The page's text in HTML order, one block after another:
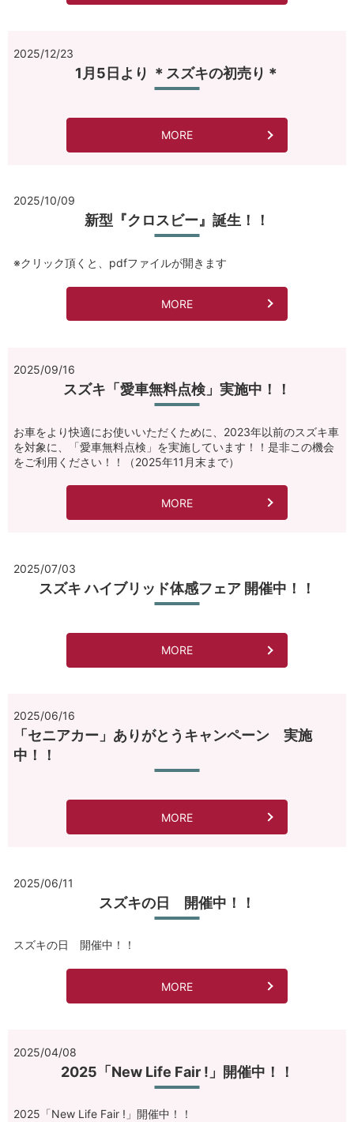
2025/12/23
1月5日より ＊スズキの初売り＊
MORE
2025/10/09
新型『クロスビー』誕生！！
※クリック頂くと、pdfファイルが開きます
MORE
2025/09/16
スズキ「愛車無料点検」実施中！！
お車をより快適にお使いいただくために、2023年以前のスズキ車
を対象に、「愛車無料点検」を実施しています！！是非この機会
をご利用ください！！（2025年11月末まで）
MORE
2025/07/03
スズキ ハイブリッド体感フェア 開催中！！
MORE
2025/06/16
「セニアカー」ありがとうキャンペーン 実施
中！！
MORE
2025/06/11
スズキの日 開催中！！
スズキの日 開催中！！
MORE
2025/04/08
2025「New Life Fair !」開催中！！
2025「New Life Fair !」開催中！！